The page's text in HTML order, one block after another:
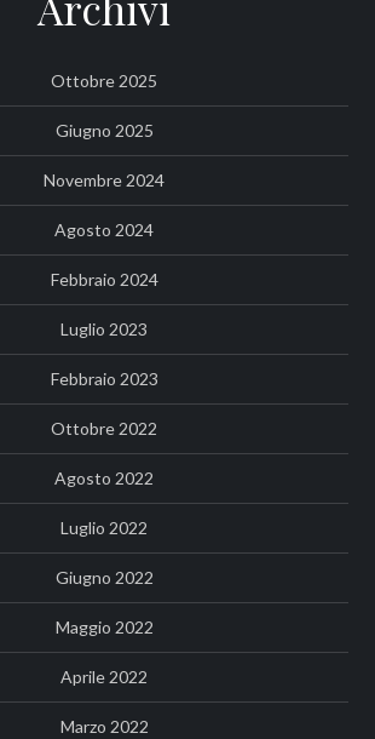
Ottobre 2025
Giugno 2025
Novembre 2024
Agosto 2024
Febbraio 2024
Luglio 2023
Febbraio 2023
Ottobre 2022
Agosto 2022
Luglio 2022
Giugno 2022
Maggio 2022
Aprile 2022
Marzo 2022